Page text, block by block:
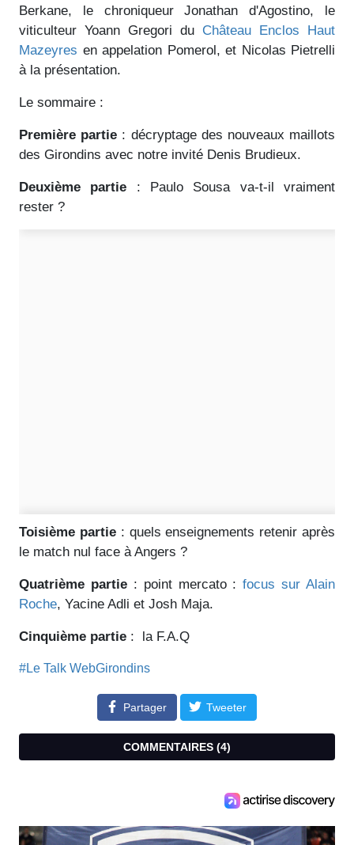
Berkane, le chroniqueur Jonathan d'Agostino, le
viticulteur Yoann Gregori du Château Enclos Haut
Mazeyres en appelation Pomerol, et Nicolas Pietrelli
à la présentation.
Le sommaire :
Première partie : décryptage des nouveaux maillots
des Girondins avec notre invité Denis Brudieux.
Deuxième partie : Paulo Sousa va-t-il vraiment
rester ?
Toisième partie: quels enseignements retenir après
le match nul face à Angers ?
Quatrième partie: point mercato :focus sur Alain
Roche, Yacine Adli et Josh Maja.
Cinquième partie : la F.A.Q
#Le Talk WebGirondins
Partager Tweeter
COMMENTAIRES (4)